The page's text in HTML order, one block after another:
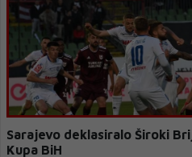
Sarajevo deklasiralo Široki
Kupa BiH